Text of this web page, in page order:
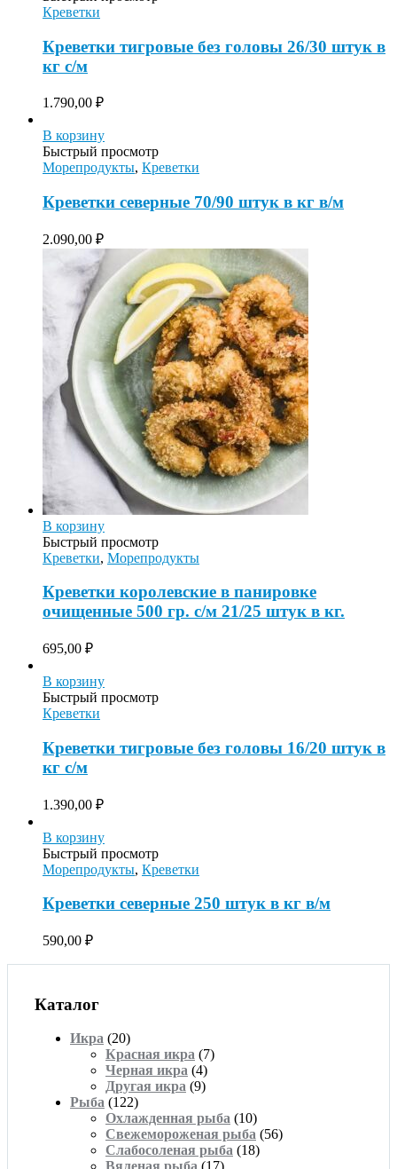
Креветки
Креветки тигровые без головы 26/30 штук в
кг с/м
1.790,00 ₽
В корзину
Быстрый просмотр
Морепродукты, Креветки
Креветки северные 70/90 штук в кг в/м
2.090,00 ₽
В корзину
Быстрый просмотр
Креветки, Морепродукты
Креветки королевские в панировке
очищенные 500 гр. с/м 21/25 штук в кг.
695,00 ₽
В корзину
Быстрый просмотр
Креветки
Креветки тигровые без головы 16/20 штук в
кг с/м
1.390,00 ₽
В корзину
Быстрый просмотр
Морепродукты, Креветки
Креветки северные 250 штук в кг в/м
590,00 ₽
Каталог
Икра (20)
Красная икра (7)
Черная икра (4)
Другая икра (9)
Рыба (122)
Охлажденная рыба (10)
Свежемороженая рыба (56)
Слабосоленая рыба (18)